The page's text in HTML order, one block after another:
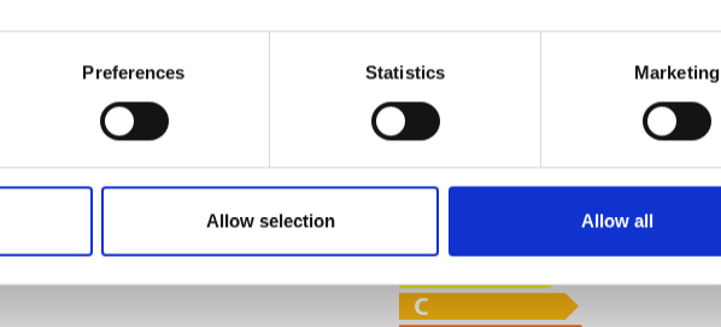
Preferences Statistics Marketing
Allow selection Allow all
96 % 10 kW
CLASSE DE EFICIÊNCIA